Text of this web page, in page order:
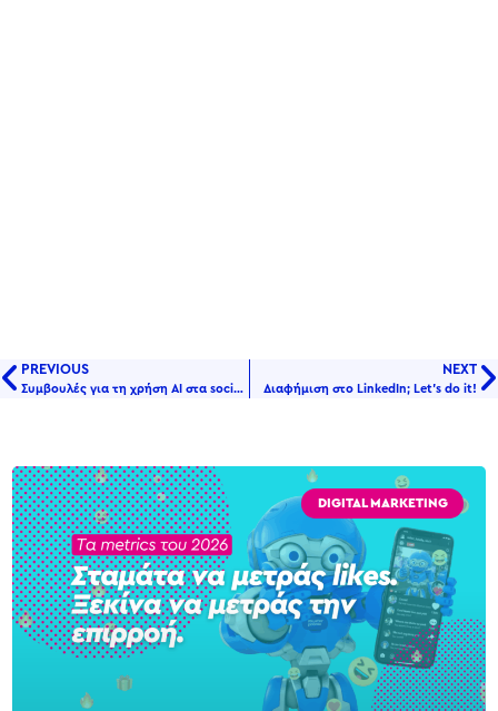
PREVIOUS
Συμβουλές για τη χρήση AI στα social media
NEXT
Διαφήμιση στο LinkedIn; Let’s do it!
DIGITAL MARKETING